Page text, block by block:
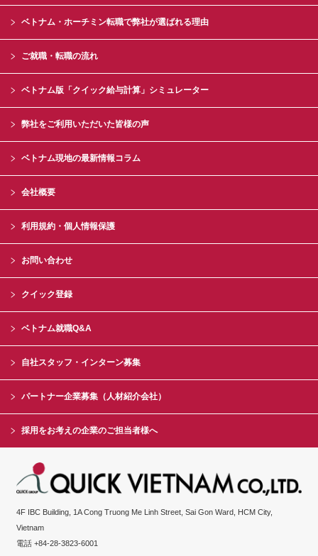
ベトナム・ホーチミン転職で弊社が選ばれる理由
ご就職・転職の流れ
ベトナム版「クイック給与計算」シミュレーター
弊社をご利用いただいた皆様の声
ベトナム現地の最新情報コラム
会社概要
利用規約・個人情報保護
お問い合わせ
クイック登録
ベトナム就職Q&A
自社スタッフ・インターン募集
パートナー企業募集（人材紹介会社）
採用をお考えの企業のご担当者様へ
4F IBC Building, 1A Cong Truong Me Linh Street, Sai Gon Ward, HCM City,
Vietnam
電話 +84-28-3823-6001